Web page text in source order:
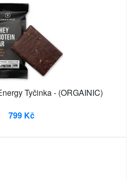
Tyčinka - (ORGAINIC)
799 Kč